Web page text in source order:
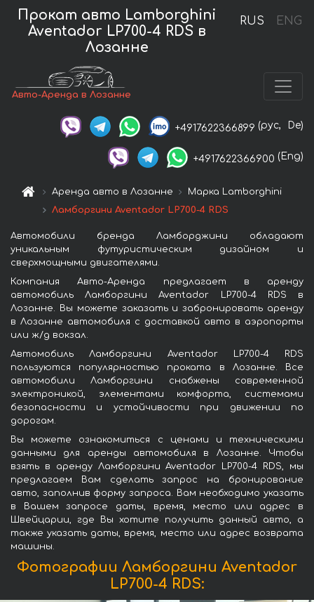
RUS ENG
Прокат авто Lamborghini
Aventador LP700-4 RDS в
Лозанне
Авто-Аренда в Лозанне
+4917622366899 (рус, De)
+4917622366900 (Eng)
Аренда авто в Лозанне
Марка Lamborghini
Ламборгини Aventador LP700-4 RDS
Автомобили бренда Ламборджини обладают
уникальным футуристическим дизайном и
сверхмощными двигателями.
Компания Авто-Аренда предлагает в аренду
автомобиль Ламборгини Aventador LP700-4 RDS в
Лозанне. Вы можете заказать и забронировать аренду
в Лозанне автомобиля с доставкой авто в аэропорты
или ж/д вокзал.
Автомобиль Ламборгини Aventador LP700-4 RDS
пользуются популярностью проката в Лозанне. Все
автомобили Ламборгини снабжены современной
электроникой, элементами комфорта, системами
безопасности и устойчивости при движении по
дорогам.
Вы можете ознакомиться с ценами и техническими
данными для аренды автомобиля в Лозанне. Чтобы
взять в аренду Ламборгини Aventador LP700-4 RDS, мы
предлагаем Вам сделать запрос на бронирование
авто, заполнив форму запроса. Вам необходимо указать
в Вашем запросе даты, время, место или адрес в
Швейцарии, где Вы хотите получить данный авто, а
также указать даты, время, место или адрес возврата
машины.
Фотографии Ламборгини Aventador
LP700-4 RDS: